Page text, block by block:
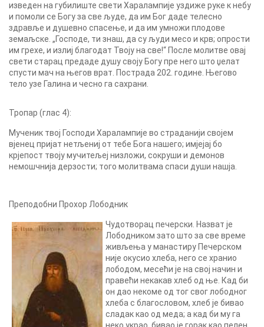
изведен на губилиште свети Харалампије уздиже руке к небу
и помоли се Богу за све људе, да им Бог даде телесно
здравље и душевно спасење, и да им умножи плодове
земаљске. „Господе, ти знаш, да су људи месо и крв; опрости
им грехе, и излиј благодат Твоју на све!“ После молитве овај
свети старац предаде душу своју Богу пре него што џелат
спусти мач на његов врат. Пострада 202. године. Његово
тело узе Галина и чесно га сахрани.
Тропар (глас 4):
Мученик твој Господи Харалампије во страданији својем
вјенец пријат нетљениј от тебе Бога нашего; имјејај бо
крјепост твоју мучитељеј низложи, сокруши и демонов
немошчнија дерзости; того молитвама спаси души нашја.
Преподобни Прохор Лободник
Чудотворац печерски. Назват је
Лободником зато што за све време
живљења у манастиру Печерском
није окусио хлеба, него се хранио
лободом, месећи је на свој начин и
правећи некакав хлеб од ње. Кад би
он дао некоме од тог свог лободног
хлеба с благословом, хлеб је бивао
сладак као од меда; а кад би му га